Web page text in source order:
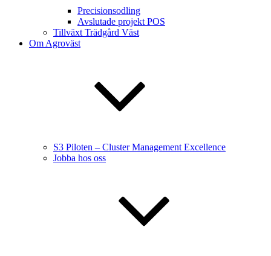
Precisionsodling
Avslutade projekt POS
Tillväxt Trädgård Väst
Om Agroväst
S3 Piloten – Cluster Management Excellence
Jobba hos oss